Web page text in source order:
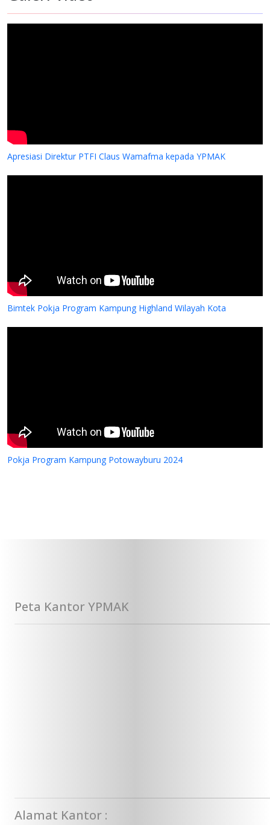
Apresiasi Direktur PTFI Claus Wamafma kepada YPMAK
Bimtek Pokja Program Kampung Highland Wilayah Kota
Pokja Program Kampung Potowayburu 2024
Peta Kantor YPMAK
Alamat Kantor :